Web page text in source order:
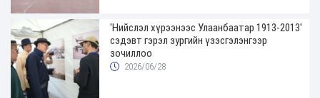
'Нийслэл хүрээнээс Улаанбаатар 1913-2013'
сэдэвт гэрэл зургийн үзэсгэлэнгээр
зочиллоо
2026/06/28